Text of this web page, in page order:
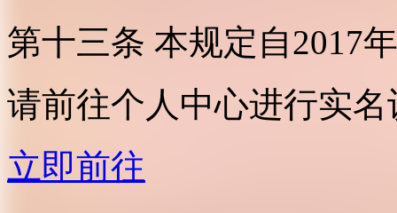
第十三条 本规定自2017
请前往个人中心进行实名
立即前往